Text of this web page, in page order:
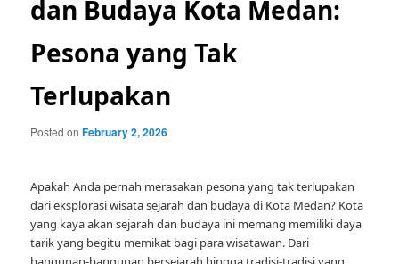
dan Budaya Kota Medan:
Pesona yang Tak
Terlupakan
Posted onFebruary 2, 2026
Apakah Anda pernah merasakan pesona yang tak terlupakan
dari eksplorasi wisata sejarah dan budaya di Kota Medan? Kota
yang kaya akan sejarah dan budaya ini memang memiliki daya
tarik yang begitu memikat bagi para wisatawan. Dari